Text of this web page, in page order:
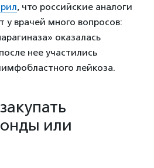
, что российские аналоги
у врачей много вопросов:
оказалась
нее участились
лейкоза.
или